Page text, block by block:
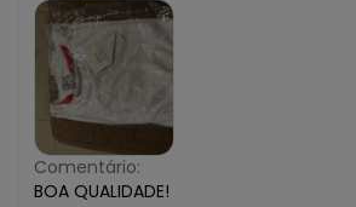
Comentário:
BOA QUALIDADE!